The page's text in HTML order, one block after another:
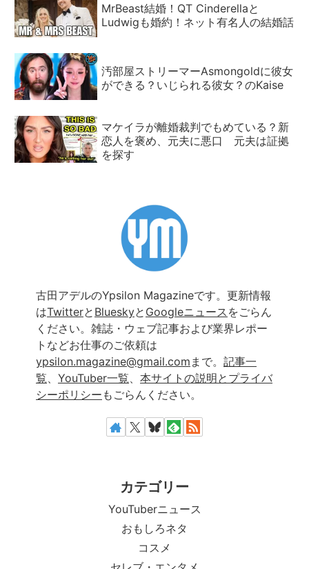
MrBeast結婚！QT Cinderellaと
Ludwigも婚約！ネット有名人の結婚話
汚部屋ストリーマーAsmongoldに彼女
ができる？いじられる彼女？のKaise
マケイラが離婚裁判でもめている？新
恋人を褒め、元夫に悪口 元夫は証拠
を探す
古田アデルのYpsilon Magazineです。更新情報
はTwitterと Blueskyと Googleニュース をごらん
ください。雑誌・ウェブ記事および業界レポー
トなどお仕事のご依頼は
ypsilon.magazine@gmail.com まで。 記事一
覧、 YouTuber一覧、 本サイトの説明とプライバ
シーポリシー もごらんください。
カテゴリー
YouTuberニュース
おもしろネタ
コスメ